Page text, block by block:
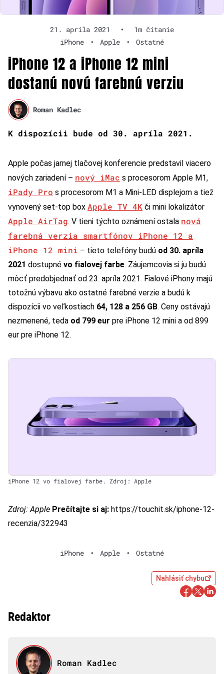
21. apríla 2021 •
1m čítanie
iPhone
• Apple • Ostatné
iPhone 12 a iPhone 12 mini
dostanú novú farebnú verziu
Roman Kadlec
K dispozícii bude od 30. apríla 2021.
Apple počas jarnej tlačovej konferencie predstavil viacero
nových zariadení – nový iMac s procesorom Apple M1,
iPady Pro s procesorom M1 a Mini-LED displejom a tiež
vynovený set-top box Apple TV 4K či mini lokalizátor
Apple AirTag. V tieni týchto oznámení ostala nová
farebná verzia smartfónov iPhone 12 a
iPhone 12 mini – tieto telefóny budú od 30. apríla
2021 dostupné vo fialovej farbe. Záujemcovia si ju budú
môcť predobjednať od 23. apríla 2021. Fialové iPhony majú
totožnú výbavu ako ostatné farebné verzie a budú k
dispozícii vo veľkostiach 64, 128 a 256 GB. Ceny ostávajú
nezmenené, teda od 799 eur pre iPhone 12 mini a od 899
eur pre iPhone 12.
iPhone 12 vo fialovej farbe. Zdroj: Apple
Zdroj:Apple Prečítajte si aj: https://touchit.sk/iphone-12-
recenzia/322943
iPhone • Apple • Ostatné
Nahlásiť chybu
Redaktor
Roman Kadlec